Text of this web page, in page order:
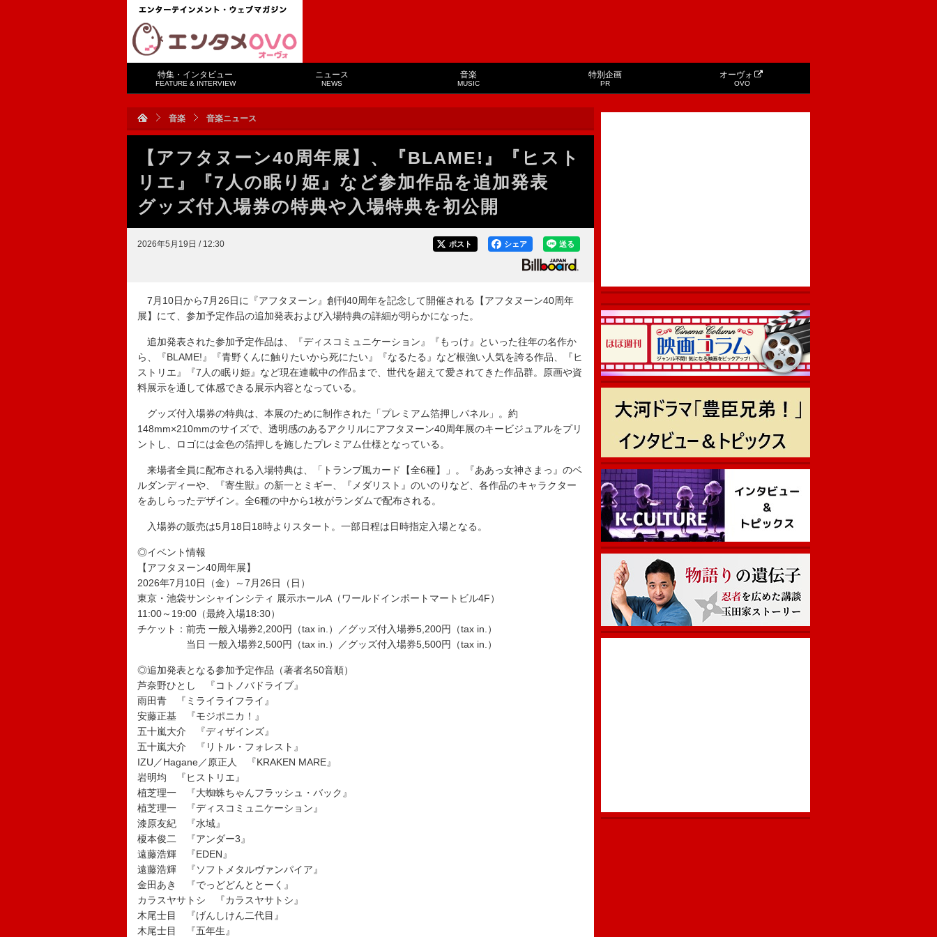
特集・インタビュー
FEATURE & INTERVIEW
ニュース
NEWS
音楽
MUSIC
特別企画
PR
オーヴォ
OVO
音楽 音楽ニュース
【アフタヌーン40周年展】、『BLAME!』『ヒスト
リエ』『7人の眠り姫』など参加作品を追加発表
グッズ付入場券の特典や入場特典を初公開
2026年5月19日 / 12:30 送る
シェア
ポスト
7月10日から7月26日に『アフタヌーン』創刊40周年を記念して開催される【アフタヌーン40周年
展】にて、参加予定作品の追加発表および入場特典の詳細が明らかになった。
追加発表された参加予定作品は、『ディスコミュニケーション』『もっけ』といった往年の名作か
ら、『BLAME!』『青野くんに触りたいから死にたい』『なるたる』など根強い人気を誇る作品、『ヒ
ストリエ』『7人の眠り姫』など現在連載中の作品まで、世代を超えて愛されてきた作品群。原画や資
料展示を通して体感できる展示内容となっている。
グッズ付入場券の特典は、本展のために制作された「プレミアム箔押しパネル」。約
148mm×210mmのサイズで、透明感のあるアクリルにアフタヌーン40周年展のキービジュアルをプリ
ントし、ロゴには金色の箔押しを施したプレミアム仕様となっている。
来場者全員に配布される入場特典は、「トランプ風カード【全6種】」。『ああっ女神さまっ』のベ
ルダンディーや、『寄生獣』の新一とミギー、『メダリスト』のいのりなど、各作品のキャラクター
をあしらったデザイン。全6種の中から1枚がランダムで配布される。
入場券の販売は5月18日18時よりスタート。一部日程は日時指定入場となる。
◎イベント情報
【アフタヌーン40周年展】
2026年7月10日（金）～7月26日（日）
東京・池袋サンシャインシティ 展示ホールA（ワールドインポートマートビル4F）
11:00～19:00（最終入場18:30）
チケット：前売 一般入場券2,200円（tax in.）／グッズ付入場券5,200円（tax in.）
当日 一般入場券2,500円（tax in.）／グッズ付入場券5,500円（tax in.）
◎追加発表となる参加予定作品（著者名50音順）
芦奈野ひとし 『コトノバドライブ』
雨田青 『ミライライフライ』
安藤正基 『モジポニカ！』
五十嵐大介 『ディザインズ』
五十嵐大介 『リトル・フォレスト』
IZU／Hagane／原正人 『KRAKEN MARE』
岩明均 『ヒストリエ』
植芝理一 『大蜘蛛ちゃんフラッシュ・バック』
植芝理一 『ディスコミュニケーション』
漆原友紀 『水域』
榎本俊二 『アンダー3』
遠藤浩輝 『EDEN』
遠藤浩輝 『ソフトメタルヴァンパイア』
金田あき 『でっどどんととーく』
カラスヤサトシ 『カラスヤサトシ』
木尾士目 『げんしけん二代目』
木尾士目 『五年生』